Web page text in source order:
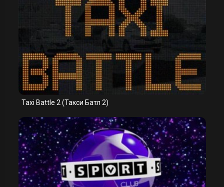
Taxi Battle 2 (Такси Батл 2)